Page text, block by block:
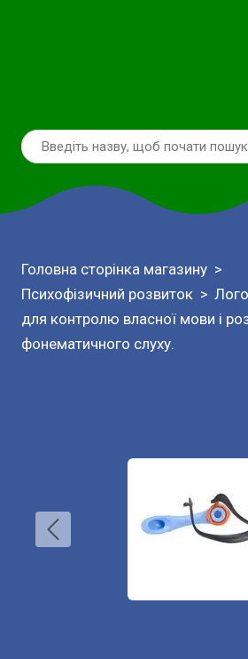
Головна сторінка магазину
Психофізичний розвиток
для контролю власної мови і
фонематичного слуху.